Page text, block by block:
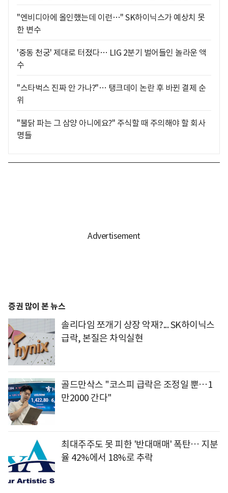
"엔비디아에 올인했는데 이런…" SK하이닉스가 예상치 못
한 변수
'중동 천궁' 제대로 터졌다… LIG 2분기 벌어들인 놀라운 액
수
"스타벅스 진짜 안 가나?"… 탱크데이 논란 후 바뀐 결제 순
위
"불닭 파는 그 삼양 아니에요?" 주식할 때 주의해야 할 회사
명들
증권 많이 본 뉴스
솔리다임 쪼개기 상장 악재?... SK하이닉스
급락, 본질은 차익실현
골드만삭스 "코스피 급락은 조정일 뿐…1
만2000 간다"
최대주주도 못 피한 '반대매매' 폭탄… 지분
율 42%에서 18%로 추락